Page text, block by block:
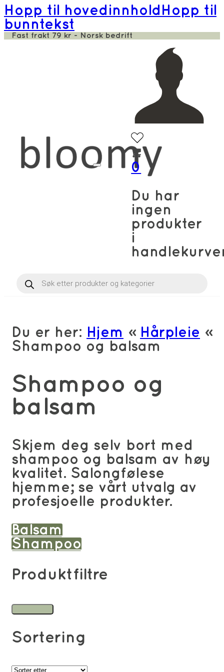
Hopp til hovedinnhold Hopp til
bunntekst
Fast frakt 79 kr - Norsk bedrift
Products
0
Du har
ingen
produkter
i
Du er her: Hjem » Hårpleie »
Shampoo og balsam
Shampoo og
balsam
Skjem deg selv bort med
shampoo og balsam av høy
kvalitet. Salongfølese
hjemme; se vårt utvalg av
profesjoelle produkter.
Balsam
Shampoo
Produktfiltre
Sortering